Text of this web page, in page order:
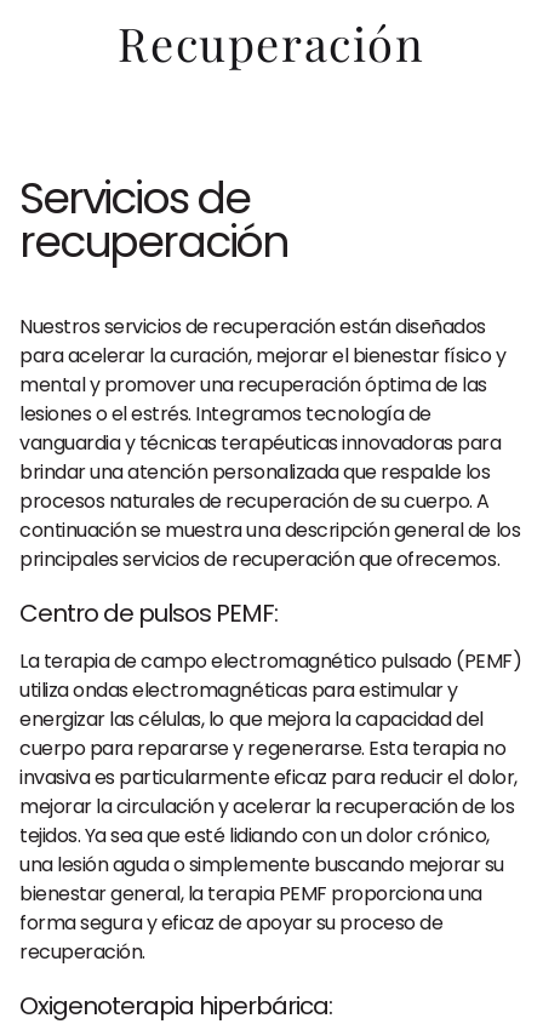
Recuperación
Servicios de
recuperación
Nuestros servicios de recuperación están diseñados
para acelerar la curación, mejorar el bienestar físico y
mental y promover una recuperación óptima de las
lesiones o el estrés. Integramos tecnología de
vanguardia y técnicas terapéuticas innovadoras para
brindar una atención personalizada que respalde los
procesos naturales de recuperación de su cuerpo. A
continuación se muestra una descripción general de los
principales servicios de recuperación que ofrecemos.
Centro de pulsos PEMF:
La terapia de campo electromagnético pulsado (PEMF)
utiliza ondas electromagnéticas para estimular y
energizar las células, lo que mejora la capacidad del
cuerpo para repararse y regenerarse. Esta terapia no
invasiva es particularmente eficaz para reducir el dolor,
mejorar la circulación y acelerar la recuperación de los
tejidos. Ya sea que esté lidiando con un dolor crónico,
una lesión aguda o simplemente buscando mejorar su
bienestar general, la terapia PEMF proporciona una
forma segura y eficaz de apoyar su proceso de
recuperación.
Oxigenoterapia hiperbárica: